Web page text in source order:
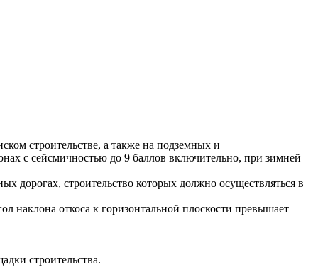
строительстве, а также на подземных и
с сейсмичностью до 9 баллов включительно, при зимней
дорогах, строительство которых должно осуществляться в
наклона откоса к горизонтальной плоскости превышает
строительства.